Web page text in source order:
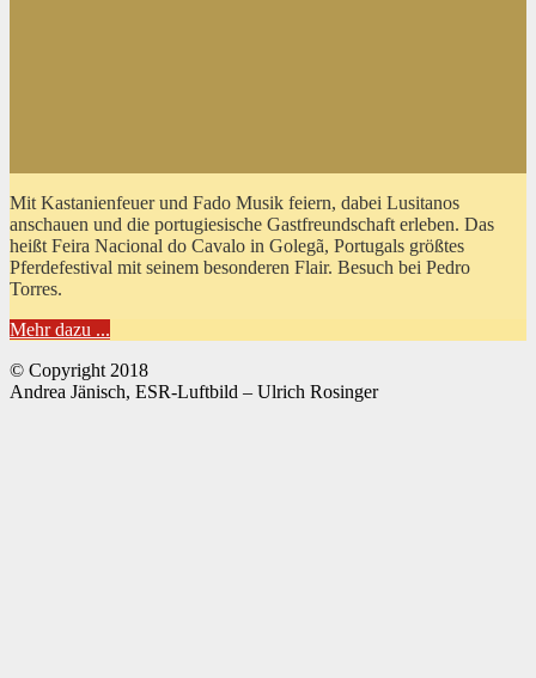
Mit Kastanienfeuer und Fado Musik feiern, dabei Lusitanos
anschauen und die portugiesische Gastfreundschaft erleben. Das
heißt Feira Nacional do Cavalo in Golegã, Portugals größtes
Pferdefestival mit seinem besonderen Flair. Besuch bei Pedro
Torres.
Mehr dazu ...
© Copyright 2018
Andrea Jänisch, ESR-Luftbild – Ulrich Rosinger